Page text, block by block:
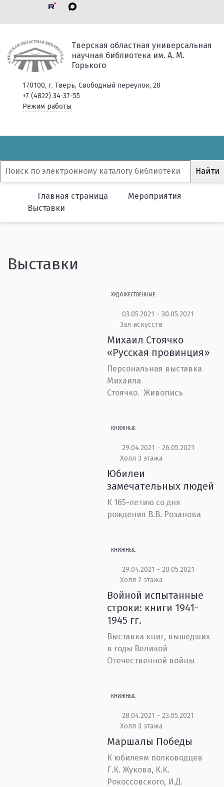
Тверская областная универсальная
научная библиотека им. А. М.
Горького
170100, г. Тверь, Свободный переулок, 28
+7 (4822) 34-37-55
Режим работы
Главная страница
Мероприятия
Выставки
Выставки
ХУДОЖЕСТВЕННЫЕ
03.05.2021 - 30.05.2021
Зал искусств
Михаил Стоячко
«Русская провинция»
Персональная выставка
Михаила
Стоячко. Живопись
КНИЖНЫЕ
29.04.2021 - 26.05.2021
Холл 3 этажа
Юбилеи
замечательных людей
К 165-летию со дня
рождения В.В. Розанова
КНИЖНЫЕ
29.04.2021 - 20.05.2021
Холл 2 этажа
Войной испытанные
строки: книги 1941-
1945 гг.
Выставка книг, вышедших
в годы Великой
Отечественной войны
КНИЖНЫЕ
28.04.2021 - 23.05.2021
Холл 3 этажа
Маршалы Победы
К юбилеям полководцев
Г.К. Жукова, К.К.
Рокоссовского, И.Д.